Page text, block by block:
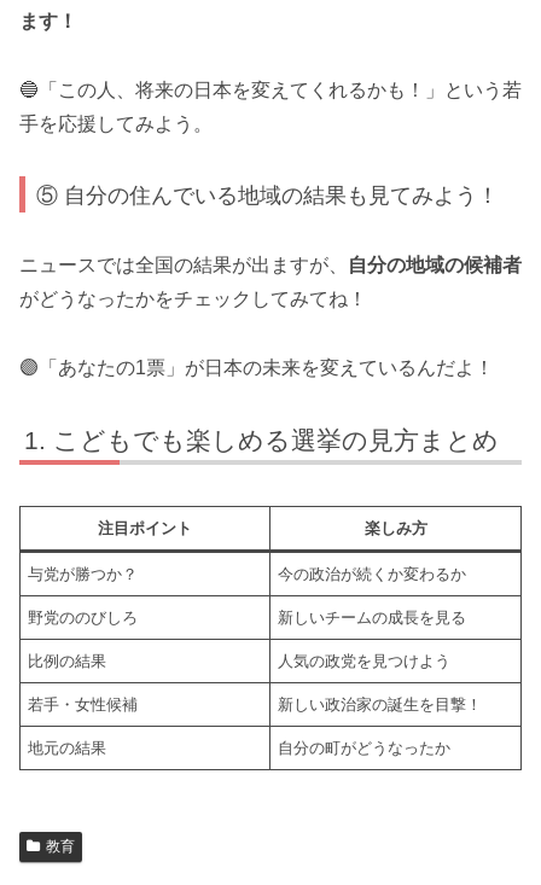
ます！
🔵「この人、将来の日本を変えてくれるかも！」という若
手を応援してみよう。
⑤ 自分の住んでいる地域の結果も見てみよう！
ニュースでは全国の結果が出ますが、
自分の地域の候補者
がどうなったかをチェックしてみてね！
🟣「あなたの1票」が日本の未来を変えているんだよ！
こどもでも楽しめる選挙の見方まとめ
注目ポイント 楽しみ方
与党が勝つか？ 今の政治が続くか変わるか
野党ののびしろ 新しいチームの成長を見る
比例の結果 人気の政党を見つけよう
若手・女性候補 新しい政治家の誕生を目撃！
地元の結果 自分の町がどうなったか
教育